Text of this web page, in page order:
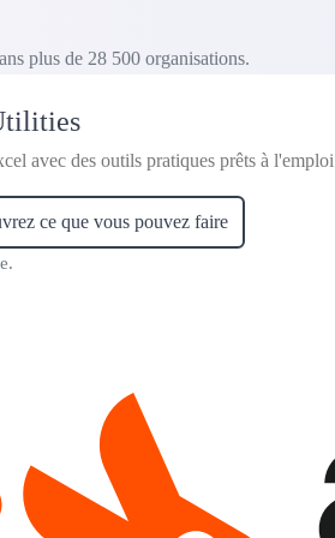
plus de 28 500 organisations.
avec des outils pratiques prêts à
ce que vous pouvez faire